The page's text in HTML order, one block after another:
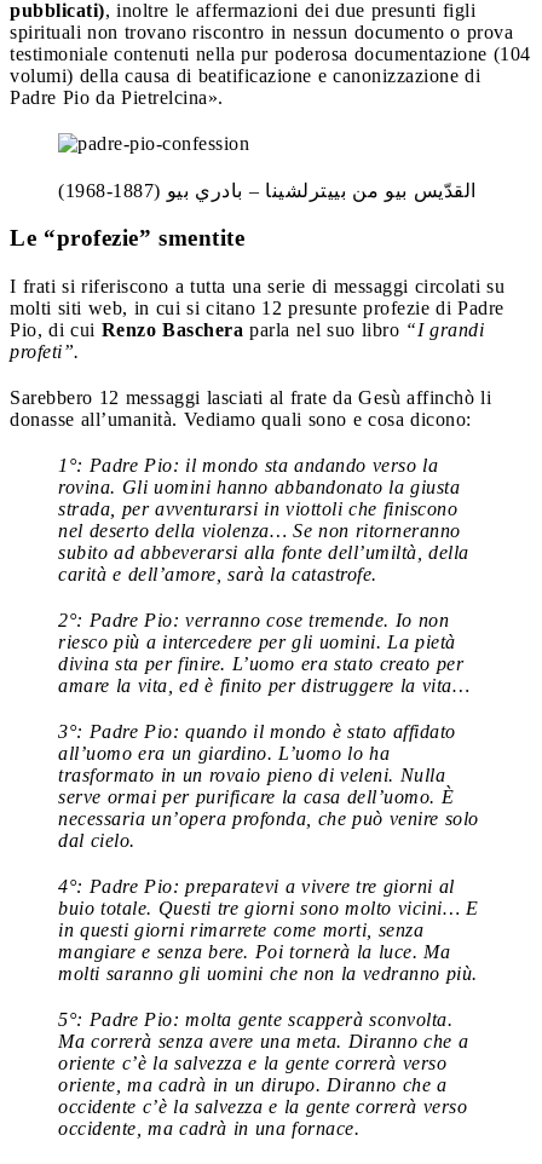
pubblicati), inoltre le affermazioni dei due presunti figli
spirituali non trovano riscontro in nessun documento o prova
testimoniale contenuti nella pur poderosa documentazione (104
volumi) della causa di beatificazione e canonizzazione di
Padre Pio da Pietrelcina».
القدّيس بيو من بييترلشينا – بادري بيو (1887-1968)
Le “profezie” smentite
I frati si riferiscono a tutta una serie di messaggi circolati su
molti siti web, in cui si citano 12 presunte profezie di Padre
Pio, di cui Renzo Baschera parla nel suo libro “I grandi
profeti”.
Sarebbero 12 messaggi lasciati al frate da Gesù affinchò li
donasse all’umanità. Vediamo quali sono e cosa dicono:
1°: Padre Pio: il mondo sta andando verso la
rovina. Gli uomini hanno abbandonato la giusta
strada, per avventurarsi in viottoli che finiscono
nel deserto della violenza… Se non ritorneranno
subito ad abbeverarsi alla fonte dell’umiltà, della
carità e dell’amore, sarà la catastrofe.
2°: Padre Pio: verranno cose tremende. Io non
riesco più a intercedere per gli uomini. La pietà
divina sta per finire. L’uomo era stato creato per
amare la vita, ed è finito per distruggere la vita…
3°: Padre Pio: quando il mondo è stato affidato
all’uomo era un giardino. L’uomo lo ha
trasformato in un rovaio pieno di veleni. Nulla
serve ormai per purificare la casa dell’uomo. È
necessaria un’opera profonda, che può venire solo
dal cielo.
4°: Padre Pio: preparatevi a vivere tre giorni al
buio totale. Questi tre giorni sono molto vicini… E
in questi giorni rimarrete come morti, senza
mangiare e senza bere. Poi tornerà la luce. Ma
molti saranno gli uomini che non la vedranno più.
5°: Padre Pio: molta gente scapperà sconvolta.
Ma correrà senza avere una meta. Diranno che a
oriente c’è la salvezza e la gente correrà verso
oriente, ma cadrà in un dirupo. Diranno che a
occidente c’è la salvezza e la gente correrà verso
occidente, ma cadrà in una fornace.